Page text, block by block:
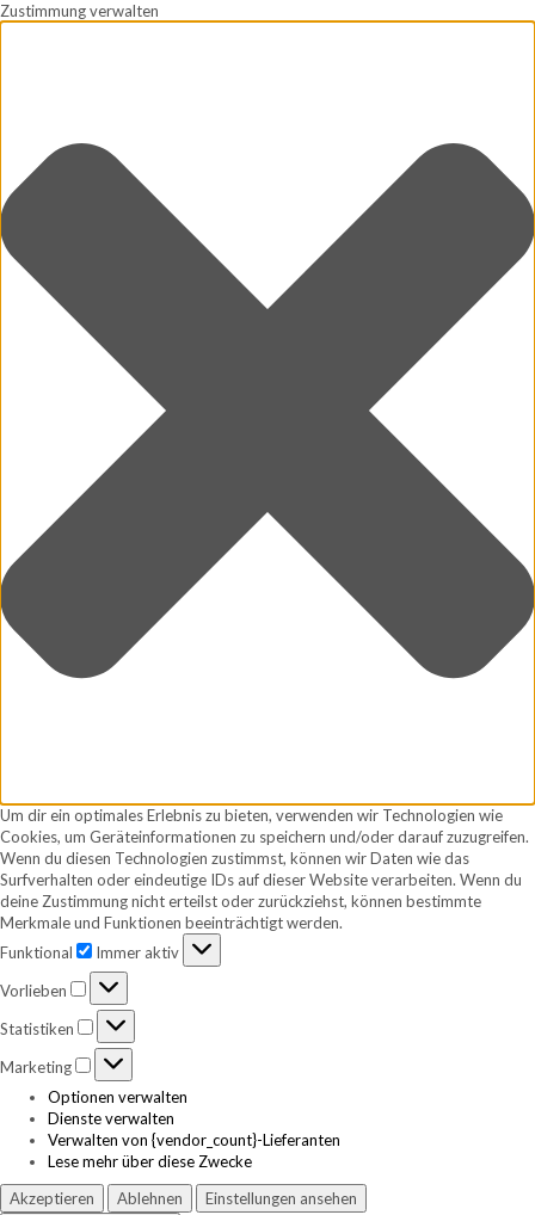
Zustimmung verwalten
Um dir ein optimales Erlebnis zu bieten, verwenden wir Technologien wie
Cookies, um Geräteinformationen zu speichern und/oder darauf zuzugreifen.
Wenn du diesen Technologien zustimmst, können wir Daten wie das
Surfverhalten oder eindeutige IDs auf dieser Website verarbeiten. Wenn du
deine Zustimmung nicht erteilst oder zurückziehst, können bestimmte
Merkmale und Funktionen beeinträchtigt werden.
Funktional
Funktional
Immer aktiv
Vorlieben
Vorlieben
Statistiken Statistiken
Marketing
Marketing
Optionen verwalten
Dienste verwalten
Verwalten von {vendor_count}-Lieferanten
Lese mehr über diese Zwecke
Akzeptieren
Ablehnen
Einstellungen ansehen